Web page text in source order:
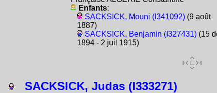
Enfants:
SACKSICK, Mouni (I341092)(9 août
1887)
SACKSICK, Benjamin (I327431)(15
1894 - 2 juil 1915)
SACKSICK, Judas (I333271)